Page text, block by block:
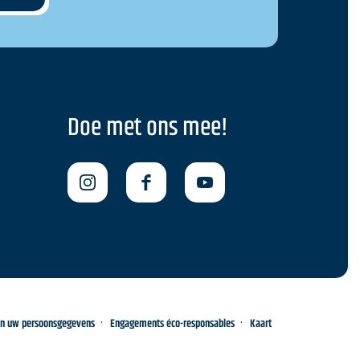
Doe met ons mee!
uw persoonsgegevens Engagements éco-responsables Kaart